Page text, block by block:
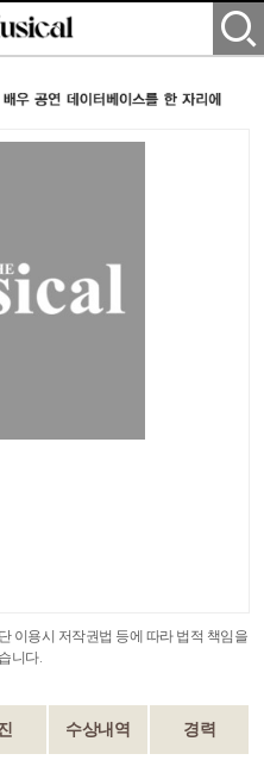
이용시 저작권법 등에 따라 법적 책임을
니다.
수상내역 경력